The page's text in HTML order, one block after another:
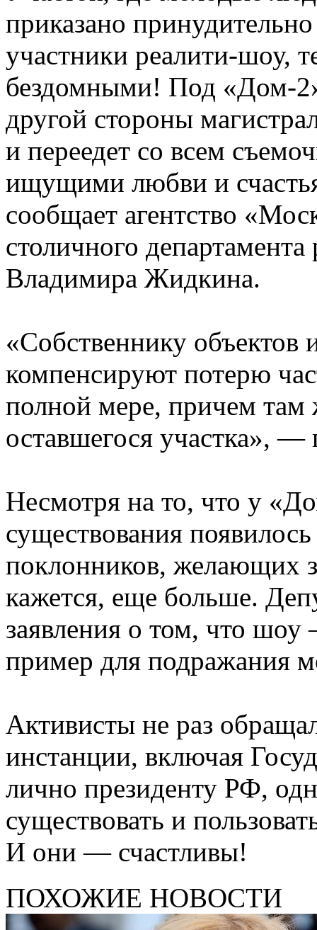
приказано
участники реалити-шоу,
бездомными! Под «Дом-
другой стороны
и переедет со всем
ищущими любви и
сообщает агентство
столичного
Владимира Жидкина.
«Собственнику объектов
компенсируют потерю
полной мере, причем там
оставшегося участка», —
Несмотря на то, что у
существования
поклонников, желающих
кажется, еще больше.
заявления о том, что
пример для подражания
Активисты не раз
инстанции, включая
лично президенту РФ,
существовать и
И они — счастливы!
ПОХОЖИЕ НОВОСТИ